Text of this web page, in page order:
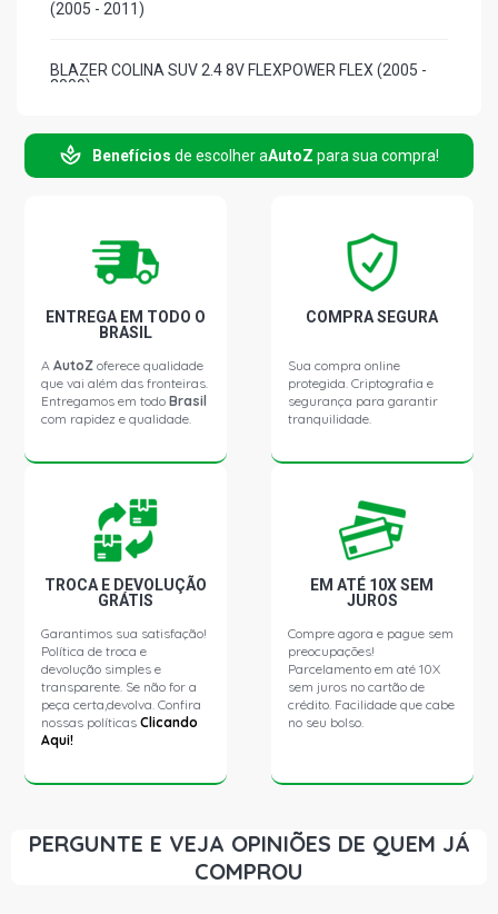
(2005 - 2011)
BLAZER COLINA SUV 2.4 8V FLEXPOWER FLEX (2005 -
2009)
OMEGA GL SEDAN 2.2 8V GASOLINA (1994 - 1995)
S10 RODEIO PICKUP 2.4 8V C24NE GASOLINA (2001 -
S10 TORNADO PICKUP 2.4 8V C24NE GASOLINA (2005 -
2007)
S10 COLINA PICKUP 2.4 8V FLEXPOWER FLEX (2005 -
2009)
S10 TORNADO PICKUP 2.4 8V FLEXPOWER FLEX (2005 -
2009)
SUPREMA GLS SW 2.2 8V GASOLINA (1994 - 1996)
VECTRA ELEGANCE SEDAN 2.2 8V GASOLINA (2005 -
2011)
VECTRA ELITE SEDAN 2.2 8V GASOLINA (2005 - 2009)
Benefícios de escolher aAutoZ para sua compra!
ENTREGA EM TODO O
BRASIL
AAutoZ oferece qualidade
que vai além das fronteiras.
Entregamos em todoBrasil
com rapidez e qualidade.
COMPRA SEGURA
Sua compra online
protegida. Criptografia e
segurança para garantir
tranquilidade.
TROCA E DEVOLUÇÃO
GRÁTIS
Garantimos sua satisfação!
Política de troca e
devolução simples e
transparente. Se não for a
peça certa,devolva. Confira
nossas políticasClicando
Aqui!
EM ATÉ 10X SEM
JUROS
Compre agora e pague sem
preocupações!
Parcelamento em até 10X
sem juros no cartão de
crédito. Facilidade que cabe
no seu bolso.
PERGUNTE E VEJA OPINIÕES DE QUEM JÁ
COMPROU